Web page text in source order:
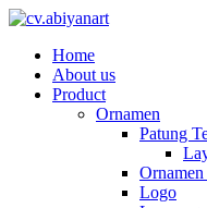
Home
About us
Product
Ornamen
Patung
Logo